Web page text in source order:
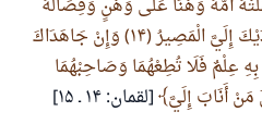
أُمُّهُ وَهْنًا عَلَى وَهْنٍ وَفِصَالُهُ
فِي عَامَيْنِ أَنِ اشْكُرْ لِي وَلِوَالِدَيْكَ إِلَيَّ الْمَصِيرُ (۱۴) وَإِنْ جَاهَدَاكَ
عِلْمٌ فَلَا تُطِعْهُمَا وَصَاحِبْهُمَا
مَنْ أَنَابَ إِلَيَّ [لقمان: ۱۴ ـ ۱۵]